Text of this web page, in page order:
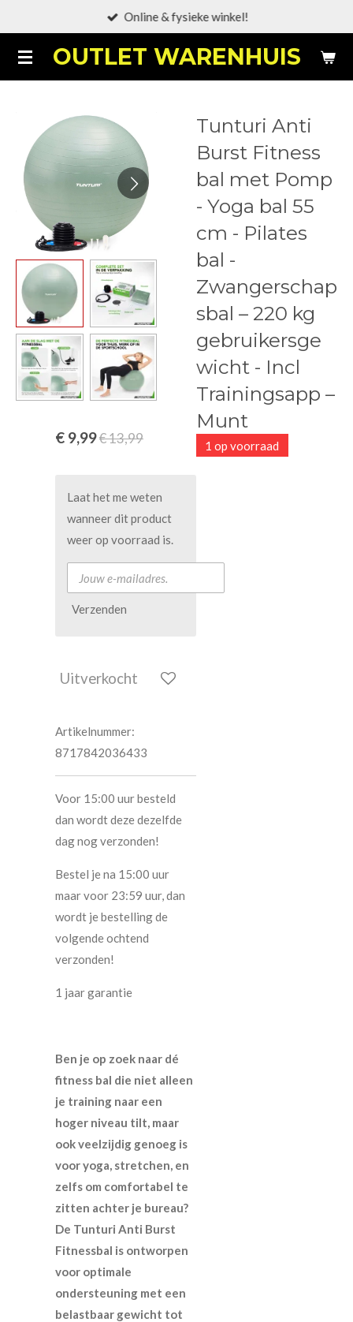
naar
de
OUTLET WARENHUIS
Online & fysieke winkel!
Tunturi Anti
Burst Fitness
bal met Pomp
- Yoga bal 55
cm - Pilates
bal -
Zwangerschap
sbal – 220 kg
gebruikersge
wicht - Incl
Trainingsapp –
Munt
1 op voorraad
€ 9,99€ 13,99
Laat het me weten
wanneer dit product
weer op voorraad is.
Verzenden
Uitverkocht
Artikelnummer:
8717842036433
Voor 15:00 uur besteld
dan wordt deze dezelfde
dag nog verzonden!
Bestel je na 15:00 uur
maar voor 23:59 uur, dan
wordt je bestelling de
volgende ochtend
verzonden!
1 jaar garantie
Ben je op zoek naar dé
fitness bal die niet alleen
je training naar een
hoger niveau tilt, maar
ook veelzijdig genoeg is
voor yoga, stretchen, en
zelfs om comfortabel te
zitten achter je bureau?
De Tunturi Anti Burst
Fitnessbal is ontworpen
voor optimale
ondersteuning met een
belastbaar gewicht tot